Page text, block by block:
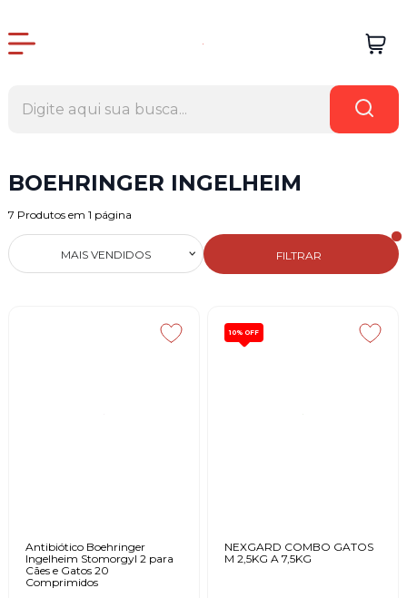
BOEHRINGER INGELHEIM
7 Produtos em 1 página
FILTRAR
MAIS VENDIDOS
Antibiótico Boehringer
Ingelheim Stomorgyl 2 para
Cães e Gatos 20
Comprimidos
10% OFF
NEXGARD COMBO GATOS
M 2,5KG A 7,5KG